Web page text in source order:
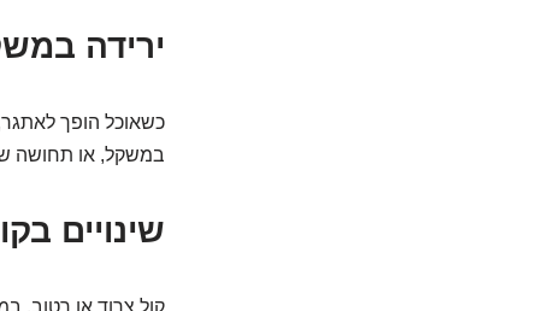
ירידה
כשאוכל הופך
במשקל, או תחושה
שינויים